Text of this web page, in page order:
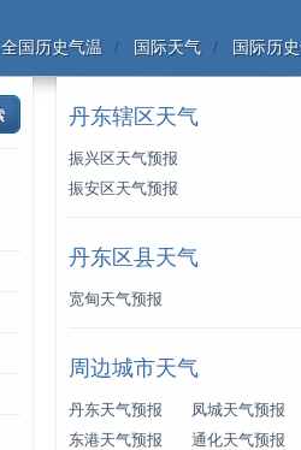
全国历史气温 国际天气 国际历
丹东辖区天气
振兴区天气预报
振安区天气预报
丹东区县天气
宽甸天气预报
周边城市天气
丹东天气预报
凤城天气预报
东港天气预报
通化天气预报